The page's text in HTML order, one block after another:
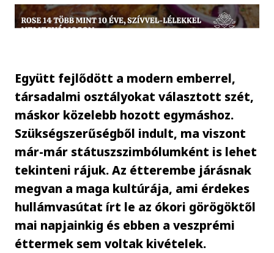
Együtt fejlődött a modern emberrel,
társadalmi osztályokat választott szét,
máskor közelebb hozott egymáshoz.
Szükségszerűségből indult, ma viszont
már-már státuszszimbólumként is lehet
tekinteni rájuk. Az étterembe járásnak
megvan a maga kultúrája, ami érdekes
hullámvasútat írt le az ókori görögöktől
mai napjainkig és ebben a veszprémi
éttermek sem voltak kivételek.